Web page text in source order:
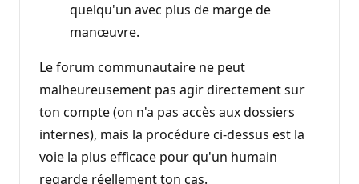
quelqu'un avec plus de marge de
manœuvre.
Le forum communautaire ne peut
malheureusement pas agir directement sur
ton compte (on n'a pas accès aux dossiers
internes), mais la procédure ci-dessus est la
voie la plus efficace pour qu'un humain
regarde réellement ton cas.